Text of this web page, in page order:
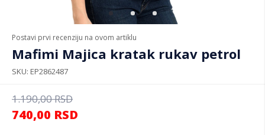
Postavi prvi recenziju na ovom artiklu
Mafimi Majica kratak rukav petrol
SKU EP2862487
1.190,00RSD
740,00 RSD